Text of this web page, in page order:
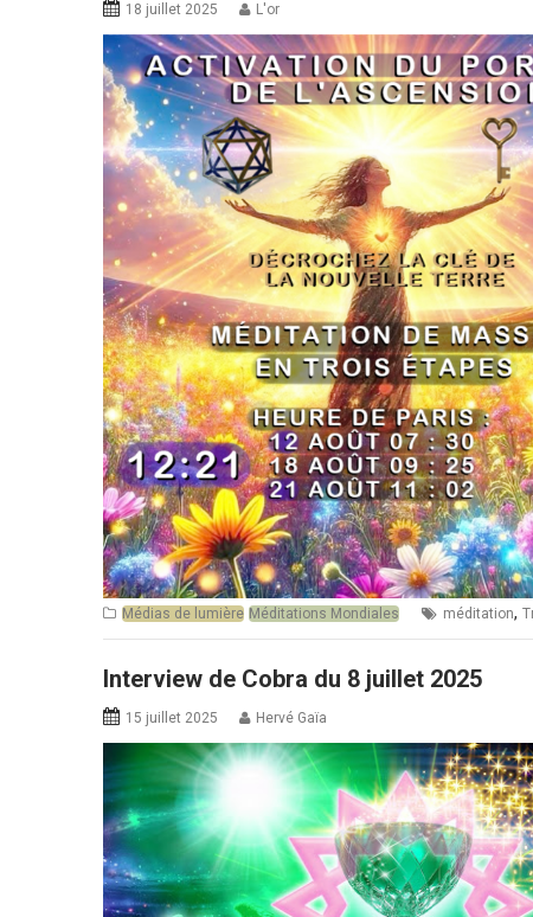
18 juillet 2025 L'or
Médias de lumière Méditations Mondiales méditation,
Interview de Cobra du 8 juillet 2025
15 juillet 2025 Hervé Gaïa